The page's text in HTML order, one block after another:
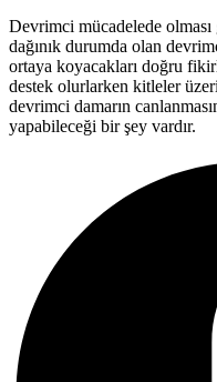
Devrimci mücadelede
dağınık durumda olan
ortaya koyacakları doğru
destek olurlarken kitleler
devrimci damarın
yapabileceği bir şey vardır.